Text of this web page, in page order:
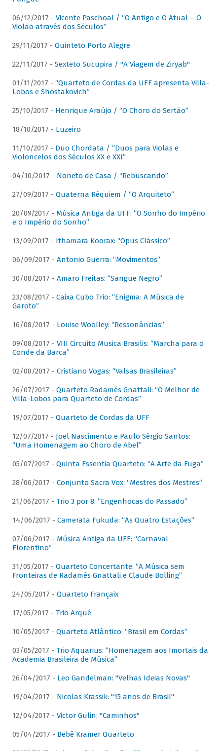
06/12/2017 - Vicente Paschoal / “O Antigo e O Atual – O
Violão através dos Séculos”
29/11/2017 - Quinteto Porto Alegre
22/11/2017 - Sexteto Sucupira / "A Viagem de Ziryab"
01/11/2017 - “Quarteto de Cordas da UFF apresenta Villa-
Lobos e Shostakovich”
25/10/2017 - Henrique Araújo / “O Choro do Sertão”
18/10/2017 - Luzeiro
11/10/2017 - Duo Chordata / “Duos para Violas e
Violoncelos dos Séculos XX e XXI”
04/10/2017 - Noneto de Casa / “Rebuscando”
27/09/2017 - Quaterna Réquiem / “O Arquiteto”
20/09/2017 - Música Antiga da UFF: “O Sonho do Império
e o Império do Sonho”
13/09/2017 - Ithamara Koorax: “Opus Clássico”
06/09/2017 - Antonio Guerra: “Movimentos”
30/08/2017 - Amaro Freitas: “Sangue Negro”
23/08/2017 - Caixa Cubo Trio: “Enigma: A Música de
Garoto”
16/08/2017 - Louise Woolley: “Ressonâncias”
09/08/2017 - VIII Circuito Musica Brasilis: “Marcha para o
Conde da Barca”
02/08/2017 - Cristiano Vogas: “Valsas Brasileiras”
26/07/2017 - Quarteto Radamés Gnattali: “O Melhor de
Villa-Lobos para Quarteto de Cordas”
19/07/2017 - Quarteto de Cordas da UFF
12/07/2017 - Joel Nascimento e Paulo Sérgio Santos:
“Uma Homenagem ao Choro de Abel”
05/07/2017 - Quinta Essentia Quarteto: “A Arte da Fuga”
28/06/2017 - Conjunto Sacra Vox: “Mestres dos Mestres”
21/06/2017 - Trio 3 por 8: “Engenhocas do Passado”
14/06/2017 - Camerata Fukuda: “As Quatro Estações”
07/06/2017 - Música Antiga da UFF: “Carnaval
Florentino”
31/05/2017 - Quarteto Concertante: “A Música sem
Fronteiras de Radamés Gnattali e Claude Bolling”
24/05/2017 - Quarteto Françaix
17/05/2017 - Trio Arqué
10/05/2017 - Quarteto Atlântico: “Brasil em Cordas”
03/05/2017 - Trio Aquarius: “Homenagem aos Imortais da
Academia Brasileira de Música”
26/04/2017 - Leo Gandelman: "Velhas Ideias Novas"
19/04/2017 - Nicolas Krassik: "15 anos de Brasil"
12/04/2017 - Victor Gulin: "Caminhos"
05/04/2017 - Bebê Kramer Quarteto